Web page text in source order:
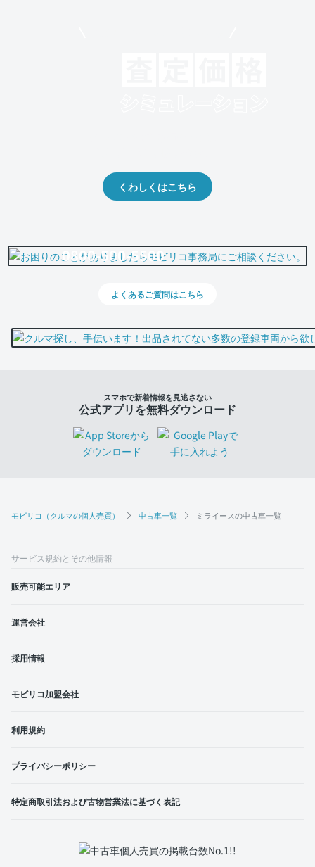
モビリコ（クルマの個人売買） 中古車一覧 ミライースの中古車一覧
くわしくはこちら
0800-500-5500
よくあるご質問はこちら
スマホで新着情報を見逃さない
公式アプリを無料ダウンロード
サービス規約とその他情報
販売可能エリア
運営会社
採用情報
モビリコ加盟会社
利用規約
プライバシーポリシー
特定商取引法および古物営業法に基づく表記